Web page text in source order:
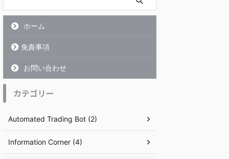
ホーム
免責事項
お問い合わせ
カテゴリー
Automated Trading Bot (2)
Information Corner (4)